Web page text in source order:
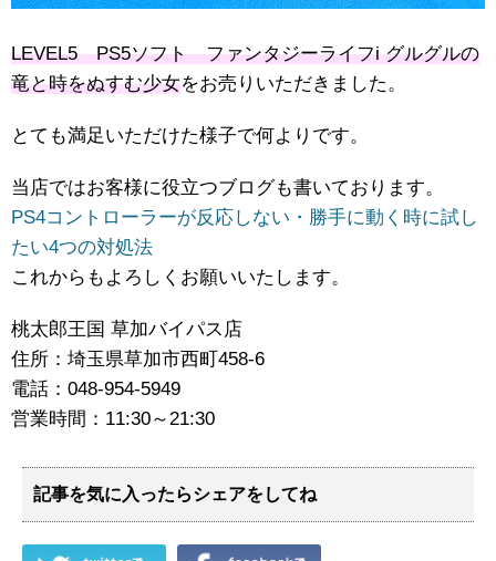
LEVEL5 PS5ソフト ファンタジーライフi ​グルグルの
竜と時をぬすむ少女をお売りいただきました。
とても満足いただけた様子で何よりです。
当店ではお客様に役立つブログも書いております。
PS4コントローラーが反応しない・勝手に動く時に試し
たい4つの対処法
これからもよろしくお願いいたします。
桃太郎王国 草加バイパス店
住所：埼玉県草加市西町458‐6
電話：048-954-5949
営業時間：11:30～21:30
記事を気に入ったらシェアをしてね